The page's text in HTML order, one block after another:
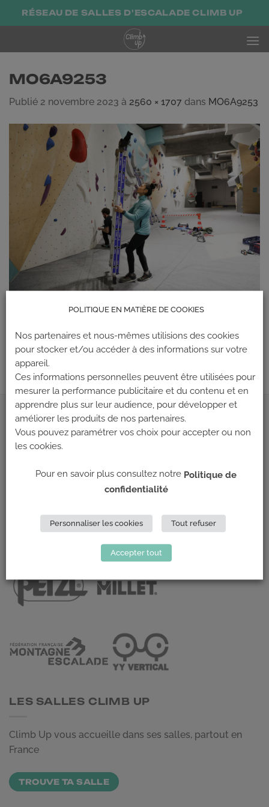
PasserRÉSEAU DE SALLES D'ESCALADE CLIMB UP
MO6A9253
Publié 2 novembre 2023 à 2560 × 1707 dans MO6A9253
←Précédent
Suivant→
ADRESSE
Climb Up (Siège social)
148 Avenue Jean Jaurès
NOUS CONTACTER
LES PARTENAIRES
LES SALLES CLIMB UP
Climb Up vous accueille dans ses salles, partout en
France
TROUVE TA SALLE
POLITIQUE EN MATIÈRE DE COOKIES
Nos partenaires et nous-mêmes utilisions des cookies
pour stocker et/ou accéder à des informations sur votre
appareil.
Ces informations personnelles peuvent être utilisées pour
mesurer la performance publicitaire et du contenu et en
apprendre plus sur leur audience, pour développer et
améliorer les produits de nos partenaires.
Vous pouvez paramétrer vos choix pour accepter ou non
les cookies.
Pour en savoir plus consultez notre Politique de
confidentialité
Personnaliser les cookies Tout refuser
Accepter tout